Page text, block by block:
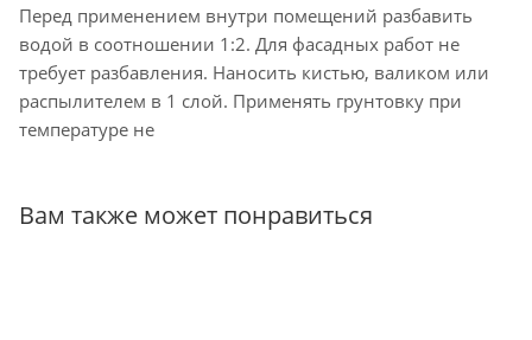
Перед применением внутри помещений разбавить
водой в соотношении 1:2. Для фасадных работ не
требует разбавления. Наносить кистью, валиком или
распылителем в 1 слой. Применять грунтовку при
температуре не
Вам также может понравиться